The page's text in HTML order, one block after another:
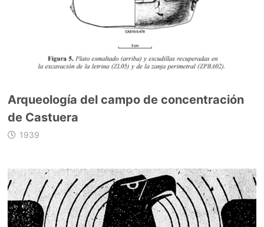
Arqueología del campo de concentración
de Castuera
1939